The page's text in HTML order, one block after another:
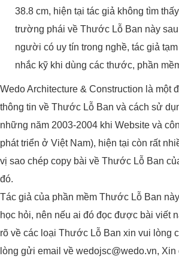
38.8 cm, hiện tại tác giả không tìm
trường phái về Thước Lỗ Ban này
người có uy tín trong nghề, tác giả
nhắc kỹ khi dùng các thước, phần
Wedo Architecture & Construction là một
thông tin về Thước Lỗ Ban và cách sử
những năm 2003-2004 khi Website và
phát triển ở Việt Nam), hiện tại còn rất
vị sao chép copy bài về Thước Lỗ Ban
đó.
Tác giả của phần mềm Thước Lỗ Ban
học hỏi, nên nếu ai đó đọc được bài viết
rõ về các loại Thước Lỗ Ban xin vui lòng
lòng gửi email về wedojsc@wedo.vn, Xin